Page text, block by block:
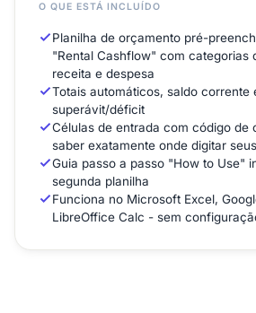
O QUE ESTÁ INCLUÍDO
Planilha de orçamento pré-
"Rental Cashflow" com categorias
receita e despesa
Totais automáticos, saldo corrente
superávit/déficit
Células de entrada com código de
saber exatamente onde digitar
Guia passo a passo "How to Use"
segunda planilha
Funciona no Microsoft Excel,
LibreOffice Calc - sem